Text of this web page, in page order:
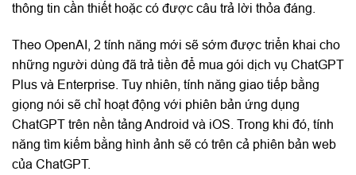
thông tin cần thiết hoặc có được câu trả lời thỏa đáng.
Theo OpenAI, 2 tính năng mới sẽ sớm được triển khai cho
những người dùng đã trả tiền để mua gói dịch vụ ChatGPT
Plus và Enterprise. Tuy nhiên, tính năng giao tiếp bằng
giọng nói sẽ chỉ hoạt động với phiên bản ứng dụng
ChatGPT trên nền tảng Android và iOS. Trong khi đó, tính
năng tìm kiếm bằng hình ảnh sẽ có trên cả phiên bản web
của ChatGPT.